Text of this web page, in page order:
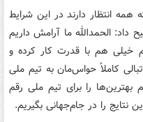
انتظار دارند در این شرایط
داد: الحمدالله ما آرامش داریم
خیلی هم با قدرت کار کرده و
کاملاً حواس‌مان به تیم ملی
بهترین‌ها را برای تیم ملی رقم
نتایج را در جام‌جهانی بگیریم.